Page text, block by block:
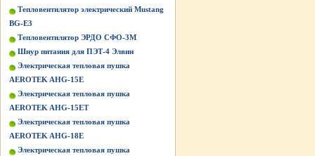
Тепловентилятор электрический Mustang
BG-Е3
Тепловентилятор ЭРДО СФО-3М
Шнур питания для ПЭТ-4 Элвин
Электрическая тепловая пушка
AEROTEK AHG-15E
Электрическая тепловая пушка
AEROTEK AHG-15ET
Электрическая тепловая пушка
AEROTEK AHG-18E
Электрическая тепловая пушка